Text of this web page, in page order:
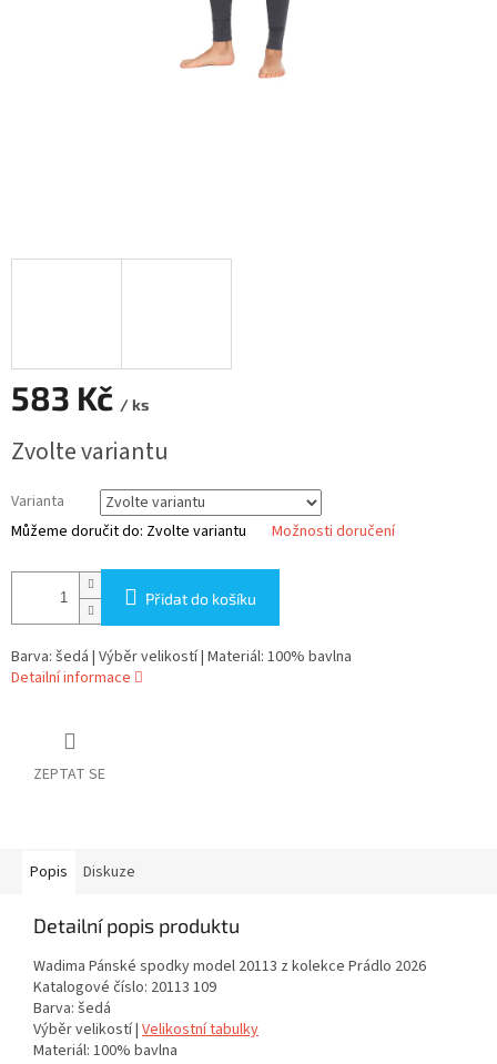
583 Kč / ks
cena:
Zvolte variantu
Varianta
Můžeme doručit do: Zvolte variantu Možnosti doručení
Přidat do košíku
Barva: šedá | Výběr velikostí | Materiál: 100% bavlna
Detailní informace
ZEPTAT SE
Popis Diskuze
Detailní popis produktu
Wadima Pánské spodky model 20113 z kolekce Prádlo 2026
Katalogové číslo: 20113 109
Barva: šedá
Výběr velikostí | Velikostní tabulky
Materiál: 100% bavlna